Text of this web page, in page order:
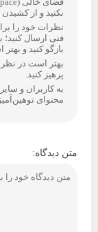
نکنید و از
نظرات خود را
فنی ارسال
بازگو کنید و
بهتر است در
پرهیز کنید.
به کاربران و
محتوای
متن دیدگاه: